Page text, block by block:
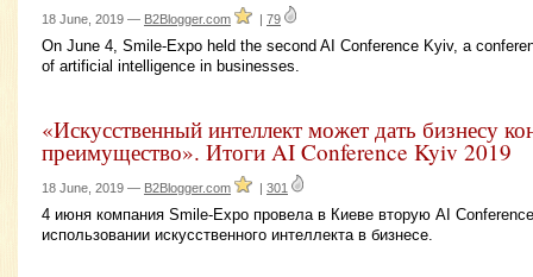
18 June, 2019 — B2Blogger.com | 79
On June 4, Smile-Expo held the second AI Conference Kyiv, a
of artificial intelligence in businesses.
«Искусственный интеллект может дать бизнесу
преимущество». Итоги AI Conference Kyiv 2019
18 June, 2019 — B2Blogger.com 301
4 июня компания Smile-Expo провела в Киеве вторую AI
использовании искусственного интеллекта в бизнесе.